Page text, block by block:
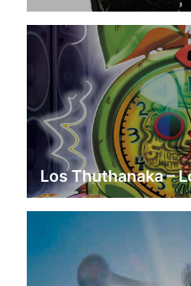
Los Thuthanaka –